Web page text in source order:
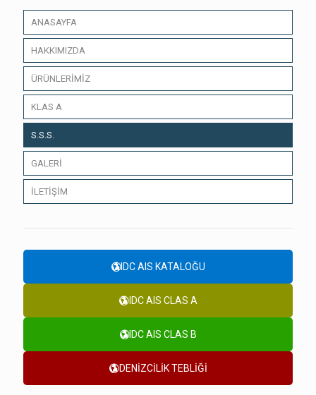
ANASAYFA
HAKKIMIZDA
ÜRÜNLERİMİZ
KLAS A
S.S.S.
GALERİ
İLETİŞİM
IDC AIS KATALOĞU
IDC AIS CLAS A
IDC AIS CLAS B
DENİZCİLİK TEBLİĞİ